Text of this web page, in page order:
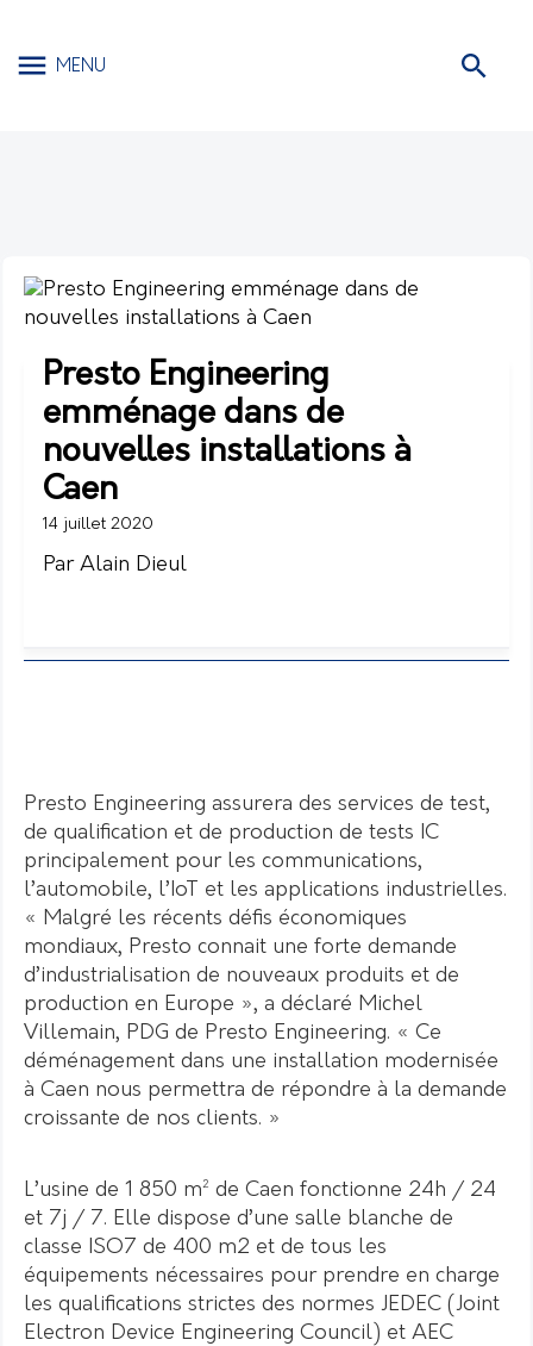
MENU
Presto Engineering
emménage dans de
nouvelles installations à
Caen
14 juillet 2020
Par Alain Dieul
Presto Engineering assurera des services de test,
de qualification et de production de tests IC
principalement pour les communications,
l’automobile, l’IoT et les applications industrielles.
« Malgré les récents défis économiques
mondiaux, Presto connait une forte demande
d’industrialisation de nouveaux produits et de
production en Europe », a déclaré Michel
Villemain, PDG de Presto Engineering. « Ce
déménagement dans une installation modernisée
à Caen nous permettra de répondre à la demande
croissante de nos clients. »
L’usine de 1 850 m² de Caen fonctionne 24h / 24
et 7j / 7. Elle dispose d’une salle blanche de
classe ISO7 de 400 m2 et de tous les
équipements nécessaires pour prendre en charge
les qualifications strictes des normes JEDEC (Joint
Electron Device Engineering Council) et AEC